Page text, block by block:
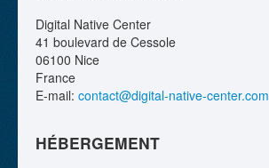
Digital Native Center
41 boulevard de Cessole
06100 Nice
France
E-mail: contact@digital-native-center.com
HÉBERGEMENT